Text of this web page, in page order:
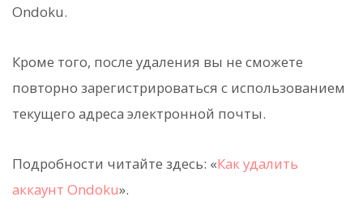
Ondoku.
Кроме того, после удаления вы не сможете
повторно зарегистрироваться с использованием
текущего адреса электронной почты.
Подробности читайте здесь: «Как удалить
аккаунт Ondoku».